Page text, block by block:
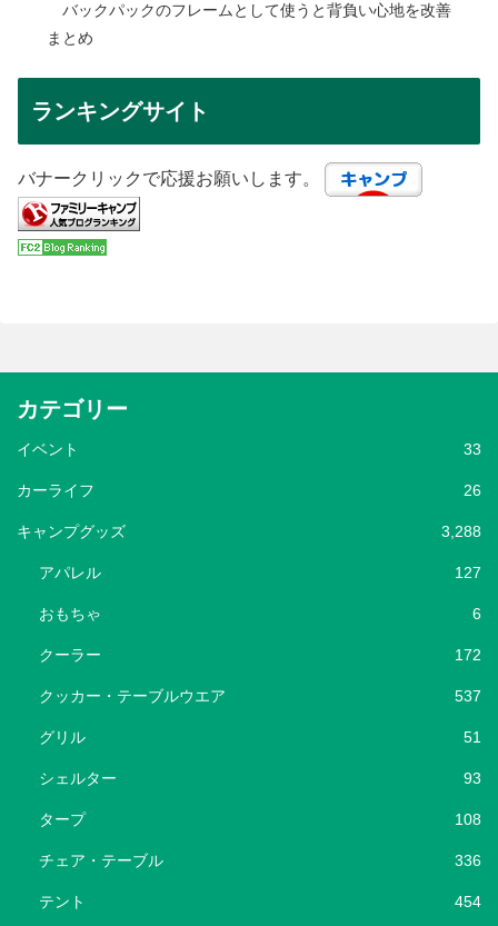
バックパックのフレームとして使うと背負い心地を改善
まとめ
ランキングサイト
バナークリックで応援お願いします。
カテゴリー
イベント 33
カーライフ 26
キャンプグッズ 3,288
アパレル 127
おもちゃ 6
クーラー 172
クッカー・テーブルウエア 537
グリル 51
シェルター 93
タープ 108
チェア・テーブル 336
テント 454